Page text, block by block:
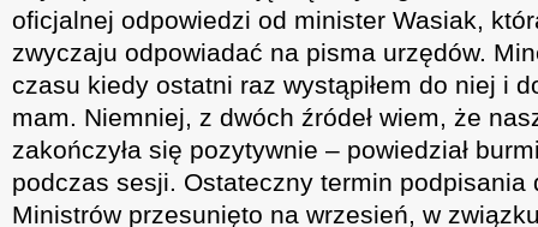
oficjalnej odpowiedzi od minister Wasiak,
zwyczaju odpowiadać na pisma urzędów.
czasu kiedy ostatni raz wystąpiłem do niej i
mam. Niemniej, z dwóch źródeł wiem, że
zakończyła się pozytywnie – powiedział
podczas sesji. Ostateczny termin podpisania
Ministrów przesunięto na wrzesień, w